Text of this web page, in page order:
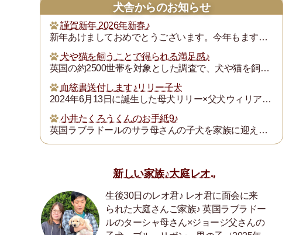
犬舎からのお知らせ
謹賀新年 2026年新春♪
新年あけましておめでとうございます。今年もますます御健勝のこととお慶び申し上げます。また昨年は格別のご厚誼にあずかり、厚く御礼申し上げます。
犬や猫を飼うことで得られる満足感♪
英国の約2500世帯を対象とした調査で、犬や猫を飼うことで得られる満足度は、年収が7万ポンド（約1300万円）増えるのと同じとされたそうです。犬猫を飼っている人...
血統書送付します♪リリー子犬
2024年6月13日に誕生した母犬リリー×父犬ウィリアム子犬のの血統書を飼い主の皆様にお送りいたします。
小井たくろうくんのお手紙9♪
英国ラブラドールのサラ母さんの子犬を家族に迎えられた三重県の小井様は、子犬を「たくろう」と名付け楽しく暮らしておられます。このたび小井様からお写真とお手紙をいた...
新しい家族♪大庭レオ..
生後30日のレオ君♪ レオ君に面会に来
られた大庭さんご家族♪ 英国ラブラドー
ルのターシャ母さん×ジョージ父さんの